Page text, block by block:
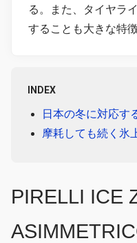
る。また、タイヤラ
することも大きな特
INDEX
日本の冬に対応す
摩耗しても続く氷
PIRELLI ICE